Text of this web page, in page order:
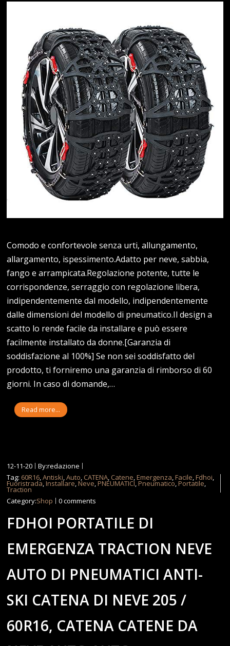
Comodo e confortevole senza urti, allungamento,
allargamento, ispessimento.Adatto per neve, sabbia,
fango e arrampicata.Regolazione potente, tutte le
corrispondenze, serraggio con regolazione libera,
indipendentemente dal modello, indipendentemente
dalle dimensioni del modello di pneumatico.Il design a
scatto lo rende facile da installare e può essere
facilmente installato da donne.[Garanzia di
soddisfazione al 100%] Se non sei soddisfatto del
prodotto, ti forniremo una garanzia di rimborso di 60
giorni. In caso di domande,…
Read more...
12-11-20
By:redazione
Tag: 60R16 ,Antiski ,Auto CATENA Catene ,Emergenza ,Facile ,Fdhoi
Fuoristrada ,Installare ,Neve ,PNEUMATICI ,Pneumatico ,Portatile
Traction
Category:Shop 0 comments
FDHOI PORTATILE DI
EMERGENZA TRACTION NEVE
AUTO DI PNEUMATICI ANTI-
SKI CATENA DI NEVE 205 /
60R16, CATENA CATENE DA